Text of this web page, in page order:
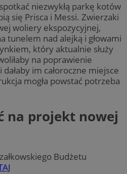
niezwykłą parkę kotów
się Prisca i Messi. Zwierzaki
woliery ekspozycyjnej,
tunelem nad alejką i głowami
który aktualnie służy
na poprawienie
im całoroczne miejsce
mogła powstać potrzeba
na projekt nowej
Budżetu